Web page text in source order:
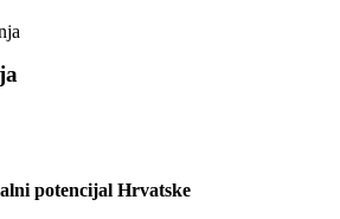
potencijal Hrvatske